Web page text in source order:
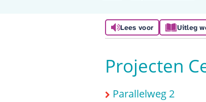
Lees voor Uitleg
Projecten
Parallelweg 2